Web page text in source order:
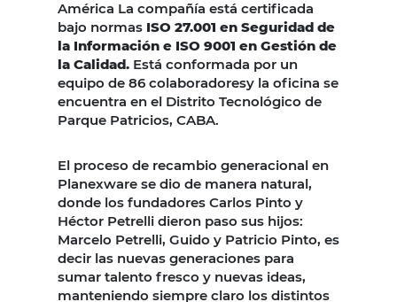
América La compañía está certificada
bajo normas ISO 27.001 en Seguridad de
la Información e ISO 9001 en Gestión de
la Calidad. Está conformada por un
equipo de 86 colaboradoresy la oficina se
encuentra en el Distrito Tecnológico de
Parque Patricios, CABA.
El proceso de recambio generacional en
Planexware se dio de manera natural,
donde los fundadores Carlos Pinto y
Héctor Petrelli dieron paso sus hijos:
Marcelo Petrelli, Guido y Patricio Pinto, es
decir las nuevas generaciones para
sumar talento fresco y nuevas ideas,
manteniendo siempre claro los distintos